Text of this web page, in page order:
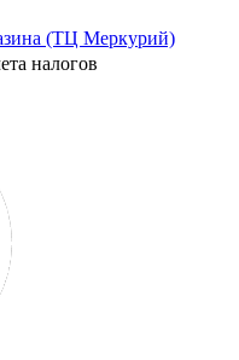
(ТЦ Меркурий)
налогов